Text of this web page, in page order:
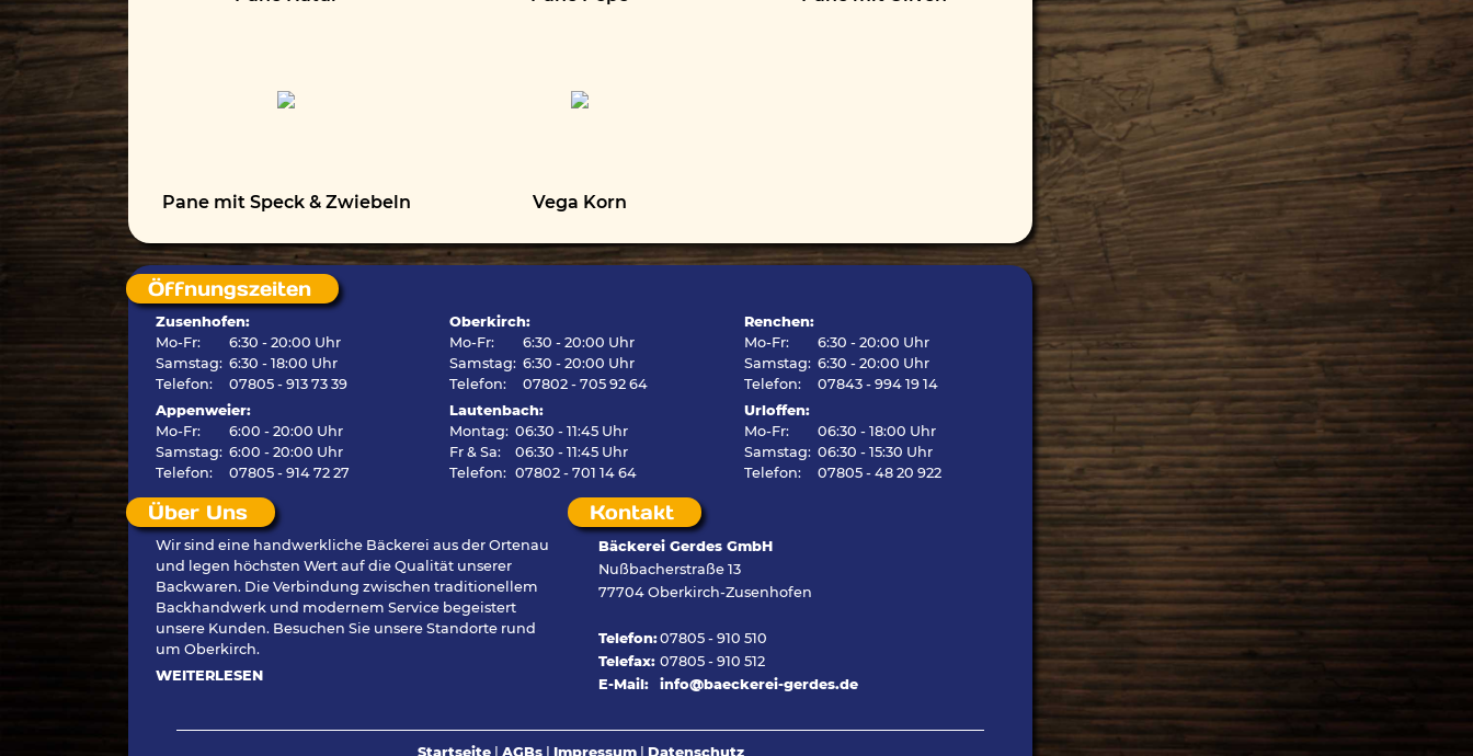
Pane mit Speck & Zwiebeln Vega Korn
Öffnungszeiten
Zusenhofen:
Mo-Fr:
Samstag:
Telefon:
6:30 - 20:00 Uhr
6:30 - 18:00 Uhr
07805 - 913 73 39
Oberkirch:
Mo-Fr:
Samstag:
Telefon:
6:30 - 20:00 Uhr
6:30 - 20:00 Uhr
07802 - 705 92 64
Renchen:
Mo-Fr:
Samstag:
Telefon:
6:30 - 20:00 Uhr
6:30 - 20:00 Uhr
07843 - 994 19 14
Appenweier:
Mo-Fr:
Samstag:
Telefon:
6:00 - 20:00 Uhr
6:00 - 20:00 Uhr
07805 - 914 72 27
Lautenbach:
Montag:
Fr & Sa:
Telefon:
06:30 - 11:45 Uhr
06:30 - 11:45 Uhr
07802 - 701 14 64
Urloffen:
Mo-Fr:
Samstag:
Telefon:
06:30 - 18:00 Uhr
06:30 - 15:30 Uhr
07805 - 48 20 922
Über Uns
Wir sind eine handwerkliche Bäckerei aus der Ortenau
und legen höchsten Wert auf die Qualität unserer
Backwaren. Die Verbindung zwischen traditionellem
Backhandwerk und modernem Service begeistert
unsere Kunden. Besuchen Sie unsere Standorte rund
um Oberkirch.
WEITERLESEN
Kontakt
Bäckerei Gerdes GmbH
Nußbacherstraße 13
77704 Oberkirch-Zusenhofen
Telefon:07805 - 910 510
Telefax: 07805 - 910 512
E-Mail:
info@baeckerei-gerdes.de
Startseite| AGBs| Impressum| Datenschutz